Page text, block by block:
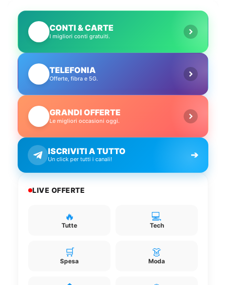
CONTI & CARTE
I migliori conti gratuiti.
TELEFONIA
Offerte, fibra e 5G.
GRANDI OFFERTE
Le migliori occasioni oggi.
ISCRIVITI A TUTTO
Un click per tutti i canali! ➔
LIVE OFFERTE
🔥
Tutte
💻
Tech
🛒
Spesa
👗
Moda